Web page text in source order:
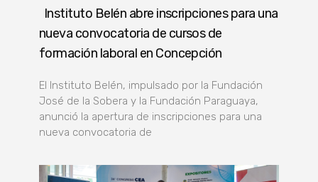
Instituto Belén abre inscripciones para una
nueva convocatoria de cursos de
formación laboral en Concepción
El Instituto Belén, impulsado por la Fundación
José de la Sobera y la Fundación Paraguaya,
anunció la apertura de inscripciones para una
nueva convocatoria de